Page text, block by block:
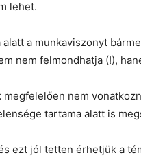
lehet.
a munkaviszonyt
nem felmondhatja (!),
nem
tartama alatt is
ezt jól tetten érhetjük a